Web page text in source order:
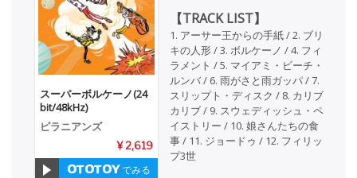
スーパーボルケーノ(24
bit/48kHz)
ピラニアンズ
¥ 2,619
でみる
【TRACK LIST】
1. アーサー王からの手紙 / 2. ブリ
キの人形 / 3. ボルケーノ / 4. フィ
ラメント / 5. マイアミ・ビーチ・
ルンバ / 6. 雨がさと雨ガッパ / 7.
スリップト・ディスク / 8. カリブ
カリブ / 9. スウェディッシュ・ペ
イストリー / 10. 娘さんたちの食
事 / 11. ジョードゥ / 12. フィリッ
プ3世